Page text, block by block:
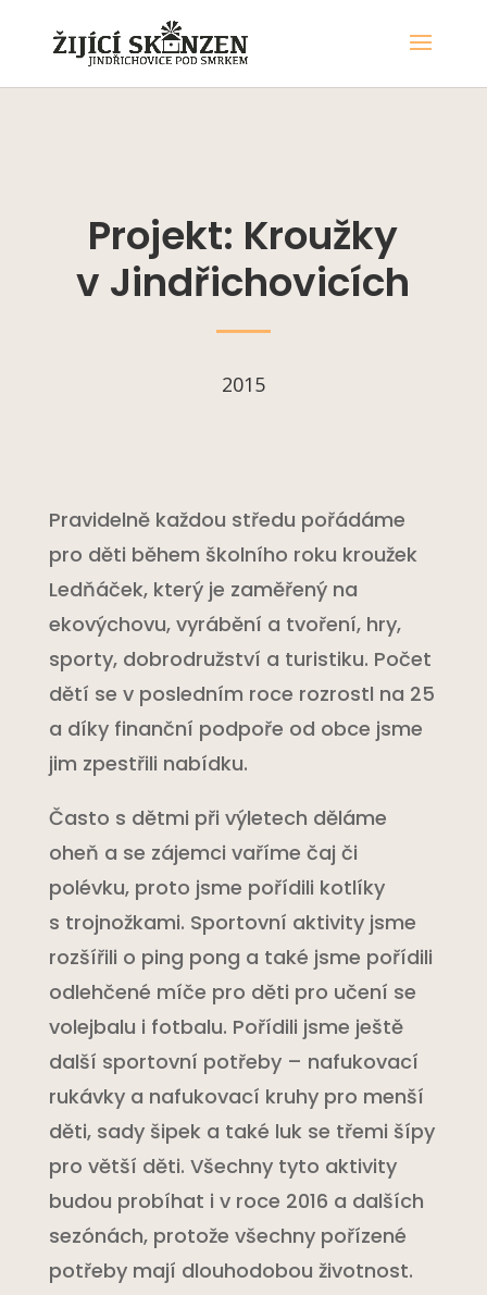
Projekt: Kroužky
v Jindřichovicích
2015
Pravidelně každou středu pořádáme
pro děti během školního roku kroužek
Ledňáček, který je zaměřený na
ekovýchovu, vyrábění a tvoření, hry,
sporty, dobrodružství a turistiku. Počet
dětí se v posledním roce rozrostl na 25
a díky finanční podpoře od obce jsme
jim zpestřili nabídku.
Často s dětmi při výletech děláme
oheň a se zájemci vaříme čaj či
polévku, proto jsme pořídili kotlíky
s trojnožkami. Sportovní aktivity jsme
rozšířili o ping pong a také jsme pořídili
odlehčené míče pro děti pro učení se
volejbalu i fotbalu. Pořídili jsme ještě
další sportovní potřeby – nafukovací
rukávky a nafukovací kruhy pro menší
děti, sady šipek a také luk se třemi šípy
pro větší děti. Všechny tyto aktivity
budou probíhat i v roce 2016 a dalších
sezónách, protože všechny pořízené
potřeby mají dlouhodobou životnost.